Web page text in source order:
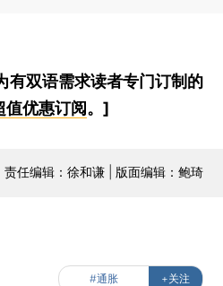
有双语需求读者专门订制的
值优惠订阅。]
责任编辑：徐和谦 | 版面编辑：鲍琦
#通胀 +关注